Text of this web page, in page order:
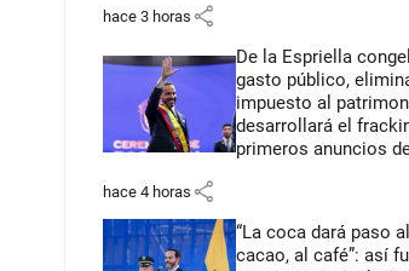
hace 3 horas share
De la Espriella
gasto público,
impuesto al
desarrollará el
primeros anuncios
hace 4 horas share
“La coca dará paso
cacao, al café”: así